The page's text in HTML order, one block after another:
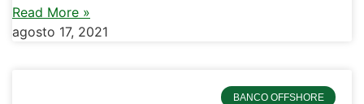
Read More »
agosto 17, 2021
BANCO OFFSHORE